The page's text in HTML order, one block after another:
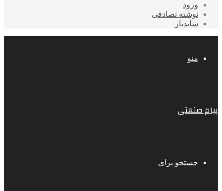
ورود
نوشته تصادفی
سایدبار
منو
پیام صنعتی
جستجو برای